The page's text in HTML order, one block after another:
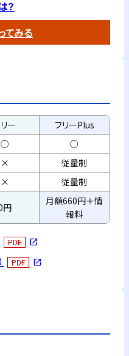
？
てみる
ー
フリーPlus
○
○
×
従量制
× 従量制
円
月額660円＋情
報料
PDF open_in_new
PDF open_in_new